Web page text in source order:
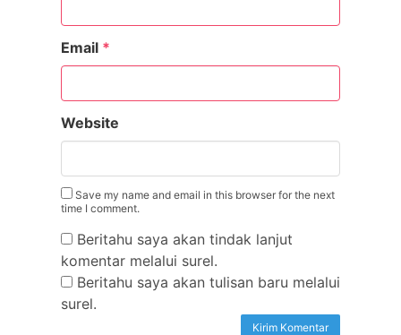
Email *
Website
Save my name and email in this browser for the next
time I comment.
Beritahu saya akan tindak lanjut
komentar melalui surel.
Beritahu saya akan tulisan baru melalui
surel.